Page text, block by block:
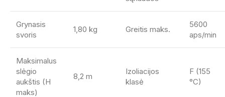
Grynasis
svoris
1,80 kg Greitis maks.
5600
aps/min
Maksimalus
slėgio
aukštis (H
maks)
8,2 m
Izoliacijos
klasė
F (155
°C)